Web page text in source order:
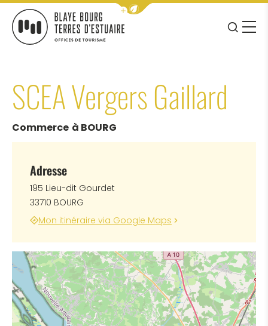
Afficher la barre de navigation
JE
MENU
SCEA Vergers Gaillard
Commerce à BOURG
Adresse
195 Lieu-dit Gourdet
33710 BOURG
Mon itinéraire via Google Maps